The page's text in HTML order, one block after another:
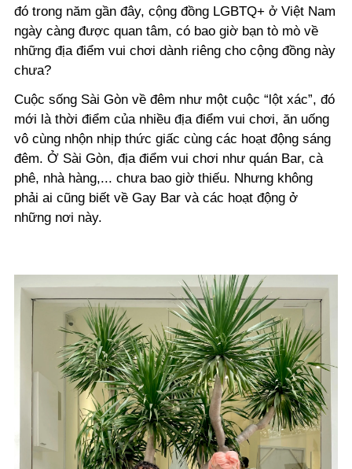
đó trong năm gần đây, cộng đồng LGBTQ+ ở Việt Nam
ngày càng được quan tâm, có bao giờ bạn tò mò về
những địa điểm vui chơi dành riêng cho cộng đồng này
chưa?
Cuộc sống Sài Gòn về đêm như một cuộc “lột xác”, đó
mới là thời điểm của nhiều địa điểm vui chơi, ăn uống
vô cùng nhộn nhịp thức giấc cùng các hoạt động sáng
đêm. Ở Sài Gòn, địa điểm vui chơi như quán Bar, cà
phê, nhà hàng,... chưa bao giờ thiếu. Nhưng không
phải ai cũng biết về Gay Bar và các hoạt động ở
những nơi này.